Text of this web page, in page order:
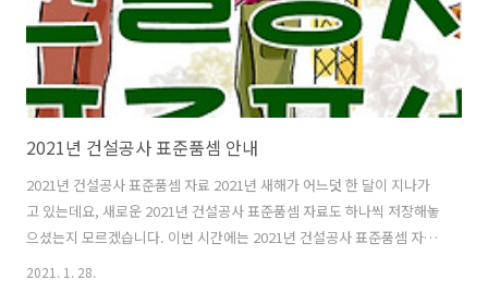
2021년 건설공사 표준품셈 안내
2021년 건설공사 표준품셈 자료 2021년 새해가 어느덧 한 달이 지나가
고 있는데요, 새로운 2021년 건설공사 표준품셈 자료도 하나씩 저장해놓
으셨는지 모르겠습니다. 이번 시간에는 2021년 건설공사 표준품셈 자료
를 소개해드리고 필요한 분들이 사용할 수 있도록 PDF 자료를 공유해드
2021. 1. 28.